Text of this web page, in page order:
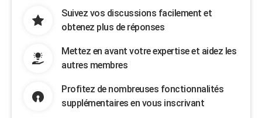
Suivez vos discussions facilement et
obtenez plus de réponses
Mettez en avant votre expertise et aidez les
autres membres
Profitez de nombreuses fonctionnalités
supplémentaires en vous inscrivant